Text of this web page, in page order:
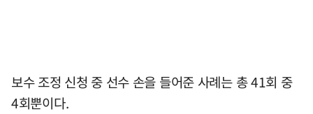
보수 조정 신청 중 선수 손을 들어준 사례는 총 41회 중
4회뿐이다.